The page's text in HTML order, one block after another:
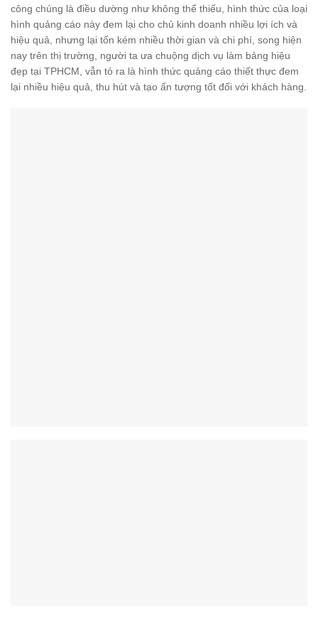
công chúng là điều dường như không thể thiếu, hình thức của loại
hình quảng cáo này đem lại cho chủ kinh doanh nhiều lợi ích và
hiệu quả, nhưng lại tốn kém nhiều thời gian và chi phí, song hiện
nay trên thị trường, người ta ưa chuộng dịch vụ làm bảng hiệu
đẹp tại TPHCM, vẫn tỏ ra là hình thức quảng cáo thiết thực đem
lại nhiều hiệu quả, thu hút và tạo ấn tượng tốt đối với khách hàng.